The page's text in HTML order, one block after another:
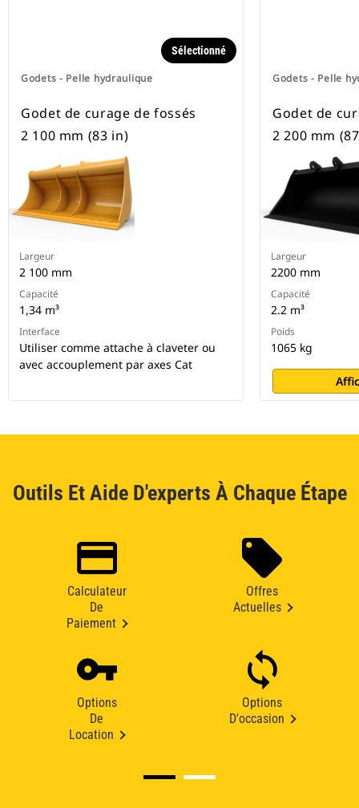
Godets - Pelle hydraulique
Sélectionné
Godet de curage de fossés
2 100 mm (83 in)
Largeur
2 100 mm
Capacité
1,34 m³
Interface
Utiliser comme attache à claveter ou
avec accouplement par axes Cat
Godets - Pelle
Godet de
2 200 mm
Largeur
2200 mm
Capacité
2.2 m³
Poids
1065 kg
Outils Et Aide D'experts À Chaque Étape
Calculateur
De
Paiement
Offres
Actuelles
Options
De
Location
Options
D'occasion